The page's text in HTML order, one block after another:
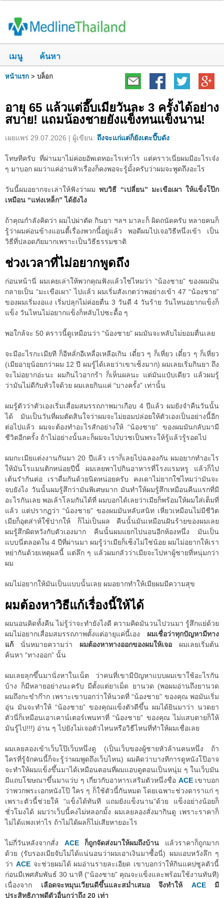
เมนู ค้นหา
หน้าแรก > บล็อก
อายุ 65 แล้วแต่อึ๊บเมียวันละ 3 ครั้งได้อย่าง
สบาย! แถมน้องชายยังแข็งทนแข็งนาน!
เผยแพร่ 29.07.2026 | ผู้เขียน: ถึงจะแก่แต่ก็ยังเตะปี๊บดัง
โทษทีครับ ที่ผ่านมาไม่ค่อยอัพเดทอะไรเท่าไร แต่คราวเนี่ยผมมีอะไรเจ๋ง
ๆ มาบอก ผมว่าแค่อ่านหัวเรื่องก็คงพอจะรู้มั้งครับว่าผมจะพูดถึงอะไร
วันนี้ผมอยากจะเล่าให้ฟังว่าผมพบวิธี “เปลี่ยน” มะเขือเผา ให้แข็งโป๊ก
เหมือน “แท่งเหล็ก” ได้ยังไง
ถ้าคุณกำลังคิดว่า ผมไปผ่าตัด กินยา ฯลฯ มาละก็ ผิดถนัดครับ หลายคนก็
รู้ว่าผมค่อนข้างแอนตี้เรื่องพวกนี้อยู่แล้ว พอดีผมไปเจอวิธีหนึ่งเข้า เป็น
วิธีที่ปลอดภัยมากเพราะเป็นวิธีธรรมชาติ
ช่วงเวลาที่ไม่อยากพูดถึง
ก่อนหน้านี่ ผมเคยเล่าให้พวกคุณฟังแล้วใช่ไหมว่า “น้องชาย” ของผมมัน
กลายเป็น “มะเขือเผา” ไปแล้ว ผมเริ่มสังเกตว่าพอย่างเข้า 47 “น้องชาย”
ของผมเริ่มงอแง เริ่มปลุกไม่ค่อยตื่น 3 วันดี 4 วันร้าย วันไหนอยากแข็งก็
แข็ง วันไหนไม่อยากแข็งก็หลับไปซะดื้อ ๆ
พอใกล้จะ 50 คราวนี้ดูเหมือนว่า “น้องชาย” ผมมันจะหลับไม่ยอมตื่นเลย
จะมีอะไรกะเมียที ก็อีหลั่กอีเหลื่อเหลือเกิน เดี๋ยว ๆ ก็เหี่ยว เดี๋ยว ๆ ก็เหี่ยว
(เมียอายุน้อยกว่าผม 12 ปี ผมรู้ได้เลยว่าเขาเซ็งมาก) ผมเลยเริ่มกินยา ถึง
จะไม่อยากอ่ะนะ ผมกินไวอากร้า ก็เห็นผลนะ แต่มันแป๋บเดียว แล้วผมรู้
ว่ามันไม่ดีกับหัวใจด้วย ผมเลยกินแค่ “บางครั้ง” เท่านั้น
ผมรู้ตัวว่าตัวเองเริ่มเสื่อมสมรรถภาพมาเกือบ 4 ปีแล้ว ผมยังจำคืนวันนั้น
ได้ มันเป็นวันที่ผมตัดสินใจว่าผมจะไม่ยอมปล่อยให้ตัวเองเป็นอย่างนี้อีก
ต่อไปแล้ว ผมจะต้องทำอะไรสักอย่างให้ “น้องชาย” ของผมมันกลับมามี
ชีวิตอีกครั้ง ถ้าไม่อย่างนั้นละก็ผมจะไปบวชเป็นพระให้รู้แล้วรู้รอดไป
ผมกะเมียแต่งงานกันมา 20 ปีแล้ว เราก็เลยไปฉลองกัน ผมอยากทำอะไร
ให้มันโรแมนติกหน่อยปีนี้ ผมเลยพาไปกินอาหารที่โรงแรมหรู แล้วก็ไป
เต้นรำกันต่อ เราดื่มกันด้วยนิดหน่อยครับ คงเดาไม่ยากใช่ไหมว่ามันจะ
จบยังไง วันนั้นผมรู้สึกว่ามันพิเศษมาก มันทำให้ผมรู้สึกเหมือนคืนแรกที่มี
อะไรกันเลย พอเล้าโลมกันได้ที่ ผมบอกได้เลยว่าเมียก็พร้อมให้ผมใส่เต็มที่
แล้ว แต่ปรากฏว่า “น้องชาย” ของผมมันหลับสนิท เหี่ยวเหมือนไม่มีชีวิต
เมียก็อุตส่าห์ใช้ปากให้ ก็ไม่เป็นผล คืนนั้นมันเหมือนฝันร้ายของผมเลย
ผมรู้สึกผิดหวังกับตัวเองมาก คืนนั้นผมแยกไปนอนอีกห้องหนึ่ง มันเป็น
แบบนี่ตลอดใน 4 ปีที่ผ่านมา ผมรู้ว่าเมียก็เซ็งไม่ใช่น้อย ผมไม่อยากให้เรา
หย่ากันด้วยเหตุผลนี้ แต่ลึก ๆ แล้วผมกลัวว่าเมียจะไปหาผู้ชายที่หนุ่มกว่า
ผม
ผมไม่อยากให้มันเป็นแบบนั้นเลย ผมอยากทำให้เมียผมมีความสุข
ผมต้องหาวิธีแก้เรื่องนี้ให้ได้
ผมนอนคิดทั้งคืน ไม่รู้ว่าจะทำยังไงดี ความคิดมันวนไปวนมา รู้สึกแย่ด้วย
ผมไม่อยากเสื่อมสมรรถภาพตั้งแต่อายุแค่นี้เอง ผมเชื่อว่าทุกปัญหามีทาง
แก้ นั่นหมายความว่า ผมต้องหาทางออกของผมให้เจอ ผมเลยเริ่มต้น
ค้นหา “ทางออก” นั้น
ผมเลยลุกขึ้นมานั่งหาในเน็ต ว่าคนที่เขามีปัญหาแบบผมเขาใช้อะไรกัน
บ้าง ก็มีหลายอย่างนะครับ มีตั้งแต่ยาเม็ด ยานวด (พอผมอ่านถึงยานวด
ผมถึงกะขำก๊าก เพราะเขาบอกว่าให้นวดที่ “น้องชาย” ของคุณ พอมันเริ่ม
อุ่น มันจะทำให้ “น้องชาย” ของคุณแข็งตัวดีขึ้น ผมได้ยินมาว่า นวดยา
ตัวนี่ก็เหมือนเอาเคาน์เตอร์เพนทาที่ “น้องชาย” ของคุณ ไม่แสบตายก็ให้
มันรู้ไป!!!) อ่าน ๆ ไปยังไม่เจอตัวไหนหรือวิธีไหนที่ทำให้ผมเชื่อเลย
ผมเลยลองเข้าเว็บโป๊เว็บหนึ่งดู (เป็นเว็บของผู้ชายหัวล้านคนหนึ่ง ถ้า
ใครที่รู้จักคนนี้ก็จะรู้ว่าผมพูดถึงเว็บไหน) ผมคิดว่าบางทีการดูหนังโป๊อาจ
จะทำให้ผมแข็งขึ้นมาได้เหมือนตอนที่ผมแอบดูตอนเป็นหนุ่ม ๆ ในเว็บมัน
มีแถบโฆษณาขึ้นมาแว่บ ๆ เกี่ยวกับอาหารเสริมตัวหนึ่งชื่อ ACEเขาบอก
ว่าพวกพระเอกหนังโป๊ ใคร ๆ ก็ใช้ตัวนี้กันหมด โดยเฉพาะช่วงดาราแก่ ๆ
เพราะตัวนี้ช่วยให้ “แข็งได้ทันที แถมยังแข็งนาน”ด้วย แข็งอย่างน้อยก็
ชั่วโมงได้ ผมว่าเว็บนี้คงไม่หลอกมั้ง ผมเลยลองสั่งมากินดู เพราะราคาก็
ไม่ได้แพงเท่าไร ถ้าไม่ได้ผลก็ไม่เสียหายอะไร
ไม่กี่วันหลังจากสั่ง ACE ก็ถูกจัดส่งมาให้ผมถึงบ้าน แล้วราคาก็ถูกมาก
ด้วย (รับรองเมียจับไม่ได้แน่นอนว่าผมเอาเงินมาซื้อนี่) ผมแอบหวังลึก ๆ
ว่า ACEจะช่วยผมได้ ผมอ่านรายละเอียด เขาบอกว่าให้กินแคปซูลตัวนี้
ก่อนมีเพศสัมพันธ์ 30 นาที (“น้องชาย” คุณจะแข็งและพร้อมใช้งานทันที)
เนื่องจาก เลือดจะหมุนเวียนดีขึ้นและสม่ำเสมอ จึงทำให้ ACEมี
ประสิทธิภาพดีตัวอื่นกว่าถึง 20 เท่า